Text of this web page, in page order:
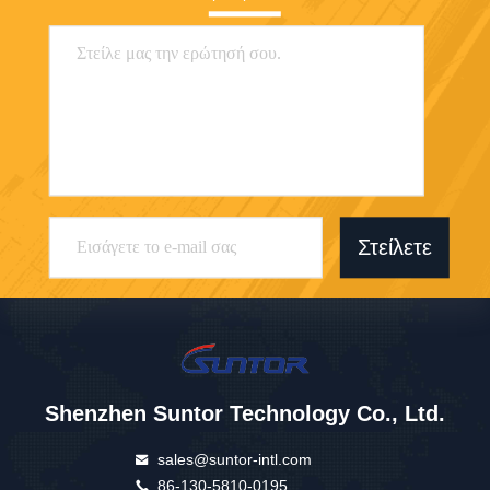
Στείλετε
Shenzhen Suntor Technology Co., Ltd.
sales@suntor-intl.com
86-130-5810-0195